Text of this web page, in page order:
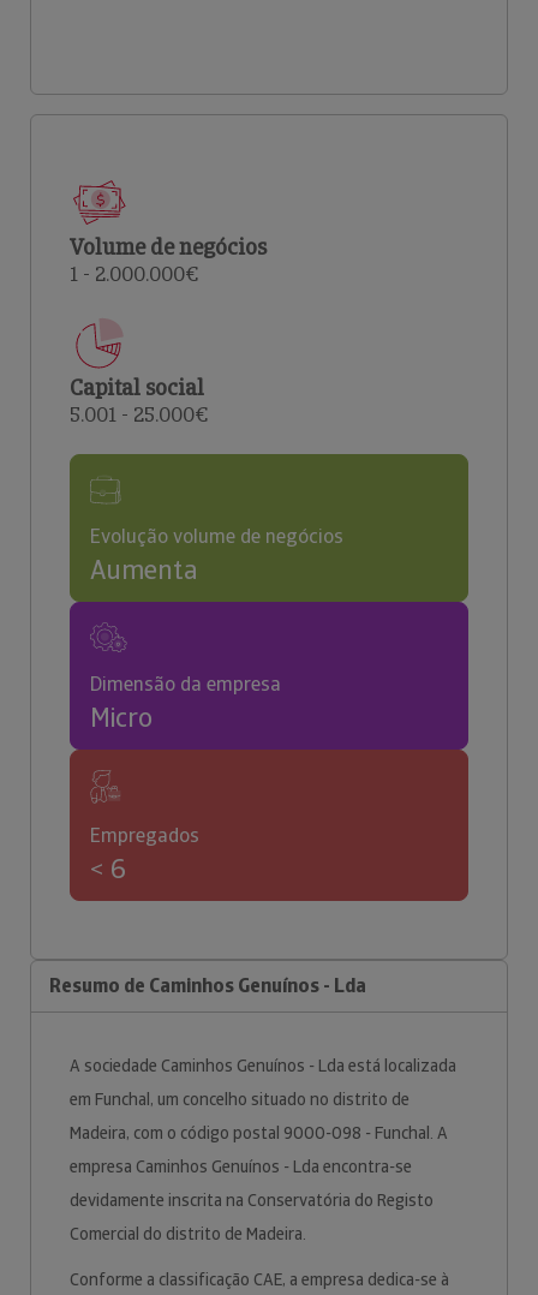
Volume de negócios
1 - 2.000.000€
Capital social
5.001 - 25.000€
Evolução volume de negócios
Aumenta
Dimensão da empresa
Micro
Empregados
< 6
Resumo de Caminhos Genuínos - Lda
A sociedade Caminhos Genuínos - Lda está localizada
em Funchal, um concelho situado no distrito de
Madeira, com o código postal 9000-098 - Funchal. A
empresa Caminhos Genuínos - Lda encontra-se
devidamente inscrita na Conservatória do Registo
Comercial do distrito de Madeira.
Conforme a classificação CAE, a empresa dedica-se à